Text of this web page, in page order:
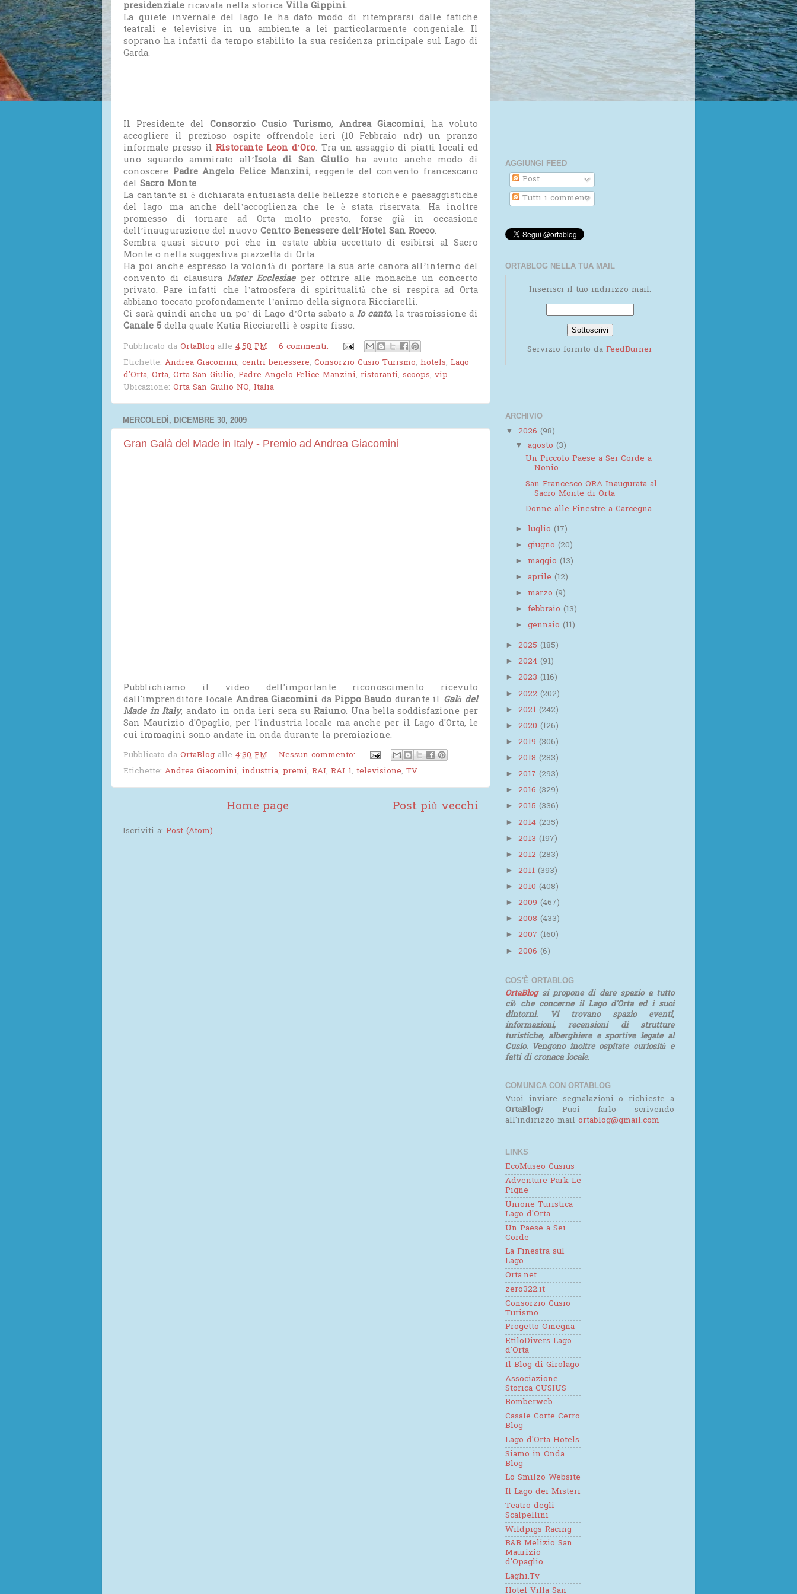
presidenziale ricavata nella storica Villa Gippini.
La quiete invernale del lago le ha dato modo di ritemprarsi dalle fatiche
teatrali e televisive in un ambiente a lei particolarmente congeniale. Il
soprano ha infatti da tempo stabilito la sua residenza principale sul Lago di
Garda.
Il Presidente del Consorzio Cusio Turismo, Andrea Giacomini, ha voluto
accogliere il prezioso ospite offrendole ieri (10 Febbraio ndr) un pranzo
informale presso il Ristorante Leon d’Oro. Tra un assaggio di piatti locali ed
uno sguardo ammirato all’Isola di San Giulio ha avuto anche modo di
conoscere Padre Angelo Felice Manzini, reggente del convento francescano
del Sacro Monte.
La cantante si è dichiarata entusiasta delle bellezze storiche e paesaggistiche
del lago ma anche dell’accoglienza che le è stata riservata. Ha inoltre
promesso di tornare ad Orta molto presto, forse già in occasione
dell’inaugurazione del nuovo Centro Benessere dell’Hotel San Rocco.
Sembra quasi sicuro poi che in estate abbia accettato di esibirsi al Sacro
Monte o nella suggestiva piazzetta di Orta.
Ha poi anche espresso la volontà di portare la sua arte canora all’interno del
convento di clausuraMater Ecclesiaeper offrire alle monache un concerto
privato. Pare infatti che l’atmosfera di spiritualità che si respira ad Orta
abbiano toccato profondamente l’animo della signora Ricciarelli.
Ci sarà quindi anche un po’ di Lago d’Orta sabato a Io canto, la trasmissione di
Canale 5 della quale Katia Ricciarelli è ospite fisso.
Pubblicato da OrtaBlog alle 4:58 PM
6 commenti:
Etichette: Andrea Giacomini, centri benessere, Consorzio Cusio Turismo, hotels, Lago
d'Orta, Orta, Orta San Giulio, Padre Angelo Felice Manzini, ristoranti, scoops, vip
Ubicazione: Orta San Giulio NO, Italia
MERCOLEDÌ, DICEMBRE 30, 2009
Gran Galà del Made in Italy - Premio ad Andrea Giacomini
Pubblichiamo il video dell'importante riconoscimento ricevuto
dall'imprenditore locale Andrea Giacomini da Pippo Baudo durante il Galà del
Made in Italy, andato in onda ieri sera su Raiuno. Una bella soddisfazione per
San Maurizio d'Opaglio, per l'industria locale ma anche per il Lago d'Orta, le
cui immagini sono andate in onda durante la premiazione.
Pubblicato da OrtaBlog alle 4:30 PM
Nessun commento:
Etichette: Andrea Giacomini, industria, premi, RAI, RAI 1, televisione, TV
Post più vecchi
Home page
Iscriviti a: Post (Atom)
Powered by Helplogger
AGGIUNGI FEED
Post
Tutti i commenti
ORTABLOG NELLA TUA MAIL
Inserisci il tuo indirizzo mail:
Servizio fornito da FeedBurner
ARCHIVIO
▼ 2026 (98)
▼agosto(3)
Un Piccolo Paese a Sei Corde a
Nonio
San Francesco ORA Inaugurata al
Sacro Monte di Orta
Donne alle Finestre a Carcegna
►luglio(17)
►giugno(20)
►maggio(13)
►aprile(12)
►marzo(9)
►febbraio(13)
►gennaio(11)
► 2025 (185)
► 2024 (91)
► 2023 (116)
► 2022 (202)
► 2021 (242)
► 2020 (126)
► 2019 (306)
► 2018 (283)
► 2017 (293)
► 2016 (329)
► 2015 (336)
► 2014 (235)
► 2013 (197)
► 2012 (283)
► 2011 (393)
► 2010 (408)
► 2009 (467)
► 2008 (433)
► 2007 (160)
► 2006 (6)
COS'È ORTABLOG
OrtaBlog si propone di dare spazio a tutto
ciò che concerne il Lago d'Orta ed i suoi
dintorni. Vi trovano spazio eventi,
informazioni, recensioni di strutture
turistiche, alberghiere e sportive legate al
Cusio. Vengono inoltre ospitate curiosità e
fatti di cronaca locale.
COMUNICA CON ORTABLOG
Vuoi inviare segnalazioni o richieste a
OrtaBlog? Puoi farlo scrivendo
all'indirizzo mail ortablog@gmail.com
LINKS
EcoMuseo Cusius
Adventure Park Le
Pigne
Unione Turistica
Lago d'Orta
Un Paese a Sei
Corde
La Finestra sul
Lago
Orta.net
zero322.it
Consorzio Cusio
Turismo
Progetto Omegna
EtiloDivers Lago
d'Orta
Il Blog di Girolago
Associazione
Storica CUSIUS
Bomberweb
Casale Corte Cerro
Blog
Lago d'Orta Hotels
Siamo in Onda
Blog
Lo Smilzo Website
Il Lago dei Misteri
Teatro degli
Scalpellini
Wildpigs Racing
B&B Melizio San
Maurizio
d'Opaglio
Laghi.Tv
Hotel Villa San